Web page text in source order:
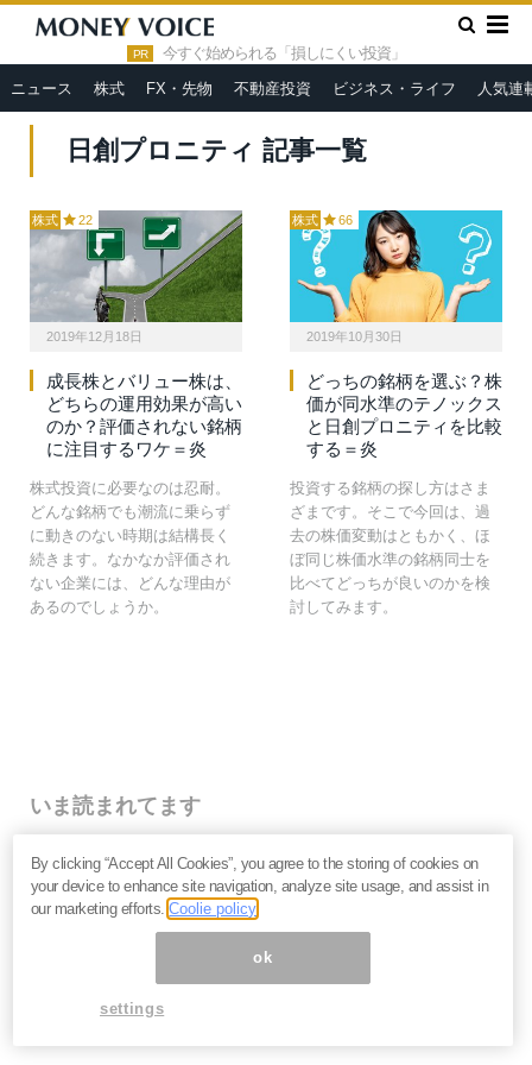
PR 今すぐ始められる「損しにくい投資」
ニュース 株式 FX・先物 不動産投資 ビジネス・ライフ 人気連
HOME » 日創プロニティ
日創プロニティ 記事一覧
株式 22
2019年12月18日
成長株とバリュー株は、
どちらの運用効果が高い
のか？評価されない銘柄
に注目するワケ＝炎
株式投資に必要なのは忍耐。
どんな銘柄でも潮流に乗らず
に動きのない時期は結構長く
続きます。なかなか評価され
ない企業には、どんな理由が
あるのでしょうか。
株式 66
2019年10月30日
どっちの銘柄を選ぶ？株
価が同水準のテノックス
と日創プロニティを比較
する＝炎
投資する銘柄の探し方はさま
ざまです。そこで今回は、過
去の株価変動はともかく、ほ
ぼ同じ株価水準の銘柄同士を
比べてどっちが良いのかを検
討してみます。
いま読まれてます
なぜ個人投資家は「みんなが買っているから」と手を出
して大損するのか？
キオクシア・イオン・NTT…なぜ人気銘柄は思うように
上がらないのか。投資家が見落とす企業の「性質」＝栫
で起きている「負債の危機」を吉田繁治が解説
By clicking “Accept All Cookies”, you agree to the storing of cookies on
your device to enhance site navigation, analyze site usage, and assist in
our marketing efforts.Coolie policy
ok
settings